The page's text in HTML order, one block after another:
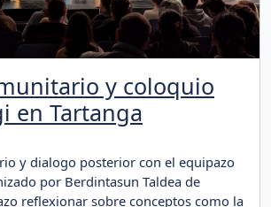
y coloquio
en Tartanga
y dialogo posterior con el equipazo
por Berdintasun Taldea de
reflexionar sobre conceptos como la